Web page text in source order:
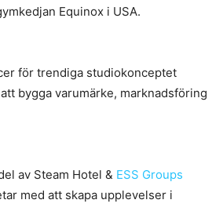
Equinox i USA.
för trendiga studiokonceptet
bygga varumärke, marknadsföring
av Steam Hotel & ESS Groups
med att skapa upplevelser i